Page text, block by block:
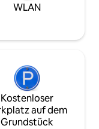
WLAN
Kostenloser
auf dem
Grundstück